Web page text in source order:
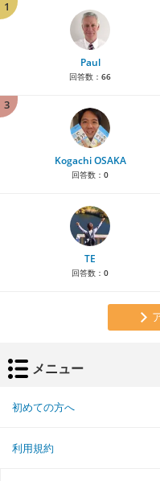
1
Paul
回答数： 66
3
Kogachi OSAKA
回答数： 0
TE
回答数： 0
メニュー
初めての方へ
利用規約